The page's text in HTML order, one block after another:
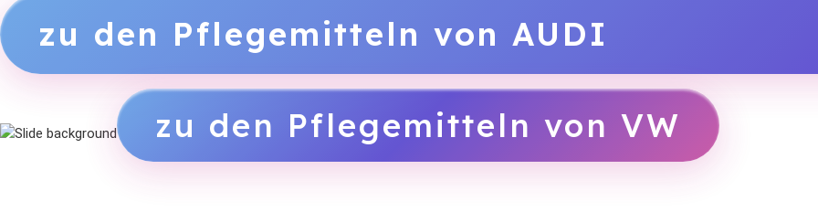
zu den Pflegemitteln von AUDI
zu den Pflegemitteln von VW